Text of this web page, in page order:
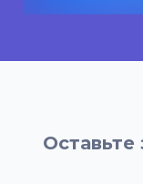
Оставьте